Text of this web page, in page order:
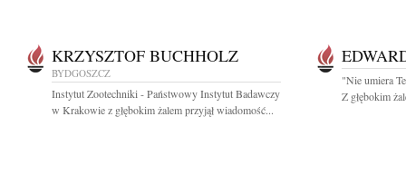
KRZYSZTOF BUCHHOLZ
BYDGOSZCZ
Instytut Zootechniki - Państwowy Instytut Badawczy
w Krakowie z głębokim żalem przyjął wiadomość...
"Nie umiera
Z głębokim